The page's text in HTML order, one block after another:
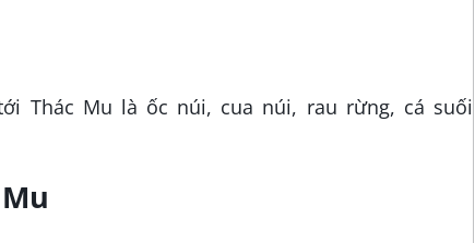
Thác Mu là ốc núi, cua núi, rau rừng, cá suối